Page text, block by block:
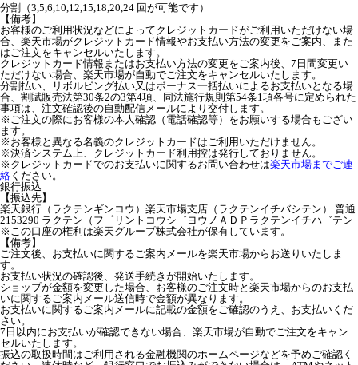
分割（3,5,6,10,12,15,18,20,24 回が可能です）
【備考】
お客様のご利用状況などによってクレジットカードがご利用いただけない場
合、楽天市場がクレジットカード情報やお支払い方法の変更をご案内、また
はご注文をキャンセルいたします。
クレジットカード情報またはお支払い方法の変更をご案内後、7日間変更い
ただけない場合、楽天市場が自動でご注文をキャンセルいたします。
分割払い、リボルビング払い又はボーナス一括払いによるお支払いとなる場
合、割賦販売法第30条2の3第4項、同法施行規則第54条1項各号に定められた
事項は、注文確認後の自動配信メールにより交付します。
※ご注文の際にお客様の本人確認（電話確認等）をお願いする場合もござい
ます。
※お客様と異なる名義のクレジットカードはご利用いただけません。
※決済システム上、クレジットカード利用控は発行しておりません。
※クレジットカードでのお支払いに関するお問い合わせは楽天市場までご連
絡 ください。
銀行振込
【振込先】
楽天銀行（ラクテンギンコウ）楽天市場支店（ラクテンイチバシテン） 普通
2153290 ラクテン（フ゜リントコウシ゛ヨウノＡＤＰラクテンイチハ゛テン
※この口座の権利は楽天グループ株式会社が保有しています。
【備考】
ご注文後、お支払いに関するご案内メールを楽天市場からお送りいたしま
す。
お支払い状況の確認後、発送手続きが開始いたします。
ショップが金額を変更した場合、お客様のご注文時と楽天市場からのお支払
いに関するご案内メール送信時で金額が異なります。
お支払いに関するご案内メールに記載の金額をご確認のうえ、お支払いくだ
さい。
7日以内にお支払いが確認できない場合、楽天市場が自動でご注文をキャン
セルいたします。
振込の取扱時間はご利用される金融機関のホームページなどを予めご確認く